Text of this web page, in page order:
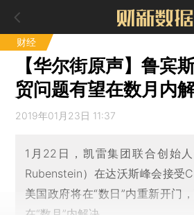
财经
【华尔街原声】鲁宾
贸问题有望在数月内
2019年01月23日 11:37
1月22日，凯雷集团联合创始
Rubenstein）在达沃斯峰会接受
美国政府将在“数日”内重新开门